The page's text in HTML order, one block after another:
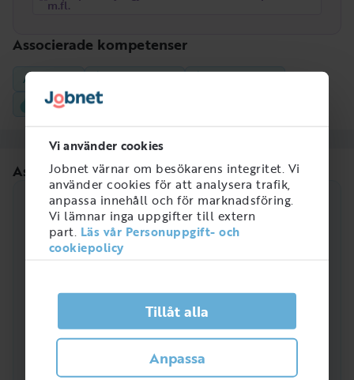
Vi använder cookies
Jobnet värnar om besökarens integritet. Vi
använder cookies för att analysera trafik,
anpassa innehåll och för marknadsföring.
Vi lämnar inga uppgifter till extern
part. Läs vår Personuppgift- och
cookiepolicy
Tillåt alla
Anpassa
m.fl.
Associerade kompetenser
Arbetsrätt
Dokumentation
Associerade yrkesroller
Snittlön för yrken som har den starkaste
kopplingen till Rehabilitering
Snittlön39 200SEK